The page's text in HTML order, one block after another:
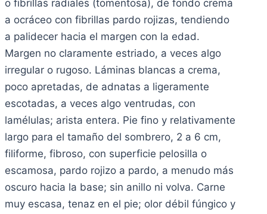
o fibrillas radiales (tomentosa), de fondo crema
a ocráceo con fibrillas pardo rojizas, tendiendo
a palidecer hacia el margen con la edad.
Margen no claramente estriado, a veces algo
irregular o rugoso. Láminas blancas a crema,
poco apretadas, de adnatas a ligeramente
escotadas, a veces algo ventrudas, con
lamélulas; arista entera. Pie fino y relativamente
largo para el tamaño del sombrero, 2 a 6 cm,
filiforme, fibroso, con superficie pelosilla o
escamosa, pardo rojizo a pardo, a menudo más
oscuro hacia la base; sin anillo ni volva. Carne
muy escasa, tenaz en el pie; olor débil fúngico y